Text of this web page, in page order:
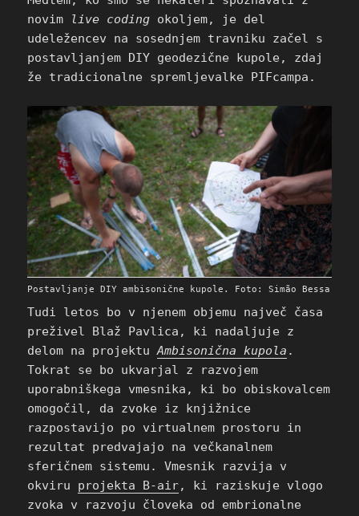
novim live coding okoljem, je del
udeležencev na sosednjem travniku začel s
postavljanjem DIY geodezične kupole, zdaj
že tradicionalne spremljevalke PIFcampa.
Postavljanje DIY ambisonične kupole. Foto: Simão Bessa
Tudi letos bo v njenem objemu največ časa
preživel Blaž Pavlica, ki nadaljuje z
delom na projektuAmbisonična kupola .
Tokrat se bo ukvarjal z razvojem
uporabniškega vmesnika, ki bo obiskovalcem
omogočil, da zvoke iz knjižnice
razpostavijo po virtualnem prostoru in
rezultat predvajajo na večkanalnem
sferičnem sistemu. Vmesnik razvija v
okviru projekta B-air, ki raziskuje vlogo
zvoka v razvoju človeka od embrionalne